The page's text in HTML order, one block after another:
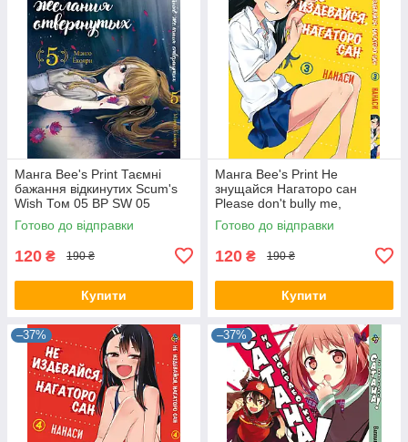
Манга Bee's Print Таємні
бажання відкинутих Scum's
Wish Том 05 BP SW 05
Готово до відправки
120 ₴ 190 ₴
Купити
Манга Bee's Print Не
знущайся Нагаторо сан
Please don't bully me,
Nagatoro Том 03 BP PDB 03
Готово до відправки
120 ₴ 190 ₴
Купити
–37% –37%